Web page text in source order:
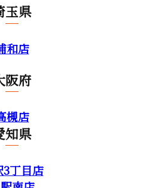
玉県
和店
阪府
槻店
知県
3丁目店